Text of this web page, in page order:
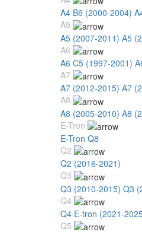
A4 B6 (2000-2004)
A5
A5 (2007-2011) A5
A6
A6 C5 (1997-2001)
A7
A7 (2012-2015) A7
A8
A8 (2005-2010) A8
E-Tron
E-Tron Q8
Q2
Q2 (2016-2021)
Q3
Q3 (2010-2015) Q3
Q4
Q4 E-tron (2021-
Q5